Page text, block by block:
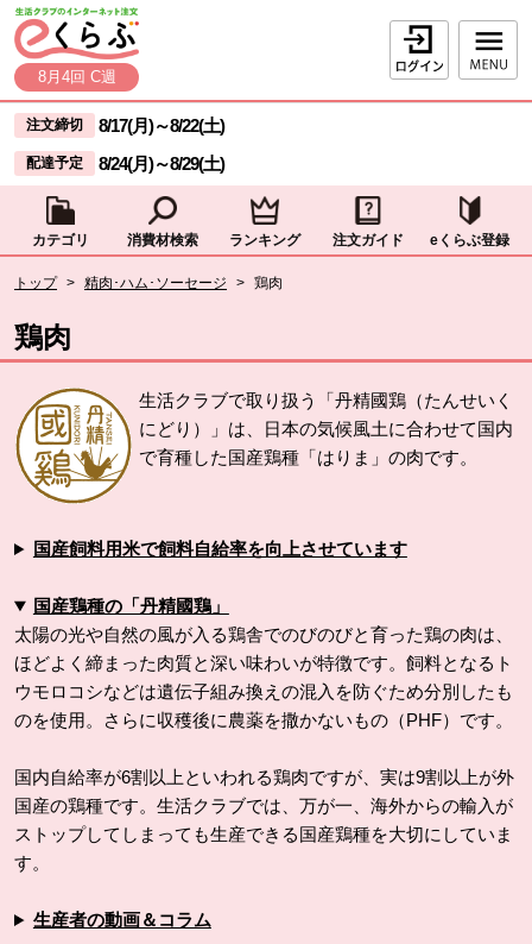
ページの先頭です。
本文へジャンプする。
8月4回 C週
ログイン
ここからサイト内共通メニューです。
サイト内共通メニューをスキップする
注文締切 8/17(月)～8/22(土)
配達予定 8/24(月)～8/29(土)
カテゴリ 消費材検索 ランキング 注文ガイド eくらぶ登録
トップ > 精肉･ハム･ソーセージ > 鶏肉
鶏肉
生活クラブで取り扱う「丹精國鶏（たんせいく
にどり）」は、日本の気候風土に合わせて国内
で育種した国産鶏種「はりま」の肉です。
国産飼料用米で飼料自給率を向上させています
国産鶏種の「丹精國鶏」
太陽の光や自然の風が入る鶏舎でのびのびと育った鶏の肉は、
ほどよく締まった肉質と深い味わいが特徴です。飼料となるト
ウモロコシなどは遺伝子組み換えの混入を防ぐため分別したも
のを使用。さらに収穫後に農薬を撒かないもの（PHF）です。
国内自給率が6割以上といわれる鶏肉ですが、実は9割以上が外
国産の鶏種です。生活クラブでは、万が一、海外からの輸入が
ストップしてしまっても生産できる国産鶏種を大切にしていま
す。
生産者の動画＆コラム